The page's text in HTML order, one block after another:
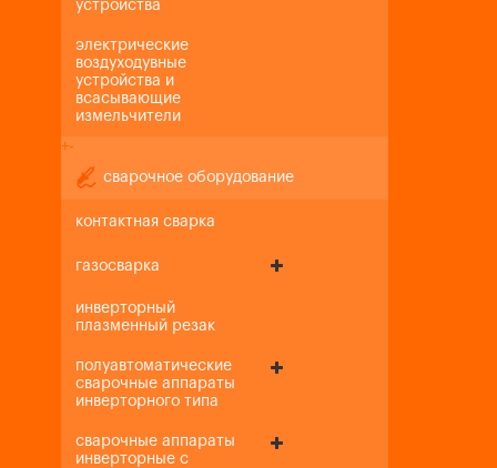
устройства
электрические
воздуходувные
устройства и
всасывающие
измельчители
+-
сварочное оборудование
контактная сварка
газосварка
инверторный
плазменный резак
полуавтоматические
сварочные аппараты
инверторного типа
сварочные аппараты
инверторные с